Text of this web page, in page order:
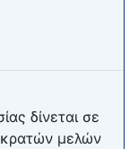
δίνεται σε
μελών